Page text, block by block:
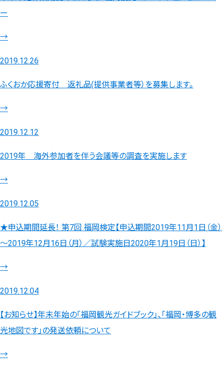
ー
→
2019.12.26
ふくおか応援寄付 返礼品(提供事業者等）を募集します。
→
2019.12.12
2019年 海外参加者を伴う会議等の調査を実施します
→
2019.12.05
★申込期間延長！ 第7回 福岡検定【申込期間2019年11月1日（金）
～2019年12月16日（月）／試験実施日2020年1月19日（日）】
→
2019.12.04
【お知らせ】年末年始の「福岡観光ガイドブック」、「福岡・博多の観
光地図です」の発送依頼について
→